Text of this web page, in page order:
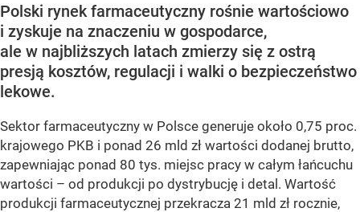
Polski rynek farmaceutyczny rośnie wartościowo
i zyskuje na znaczeniu w gospodarce,
ale w najbliższych latach zmierzy się z ostrą
presją kosztów, regulacji i walki o bezpieczeństwo
lekowe.
Sektor farmaceutyczny w Polsce generuje około 0,75 proc.
krajowego PKB i ponad 26 mld zł wartości dodanej brutto,
zapewniając ponad 80 tys. miejsc pracy w całym łańcuchu
wartości – od produkcji po dystrybucję i detal. Wartość
produkcji farmaceutycznej przekracza 21 mld zł rocznie,